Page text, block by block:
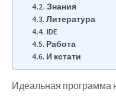
Знания
Литература
IDE
Работа
И кстати
Идеальная программа